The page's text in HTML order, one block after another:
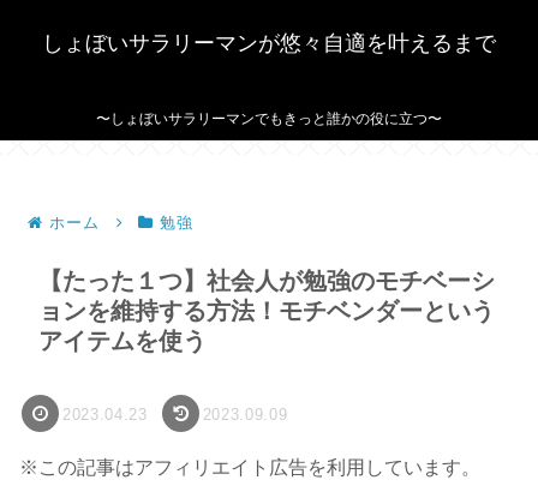
しょぼいサラリーマンが悠々自適を叶えるまで
〜しょぼいサラリーマンでもきっと誰かの役に立つ〜
ホーム 勉強
【たった１つ】社会人が勉強のモチベーシ
ョンを維持する方法！モチベンダーという
アイテムを使う
2023.04.23 2023.09.09
※この記事はアフィリエイト広告を利用しています。